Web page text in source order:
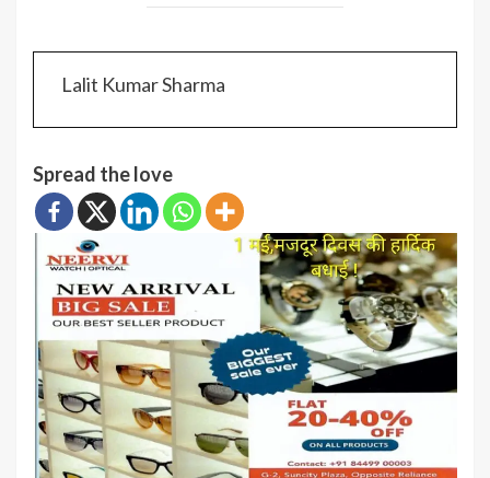
Lalit Kumar Sharma
Spread the love